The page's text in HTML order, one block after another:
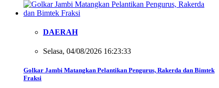
DAERAH
Selasa, 04/08/2026 16:23:33
Golkar Jambi Matangkan Pelantikan Pengurus, Rakerda dan Bimtek
Fraksi